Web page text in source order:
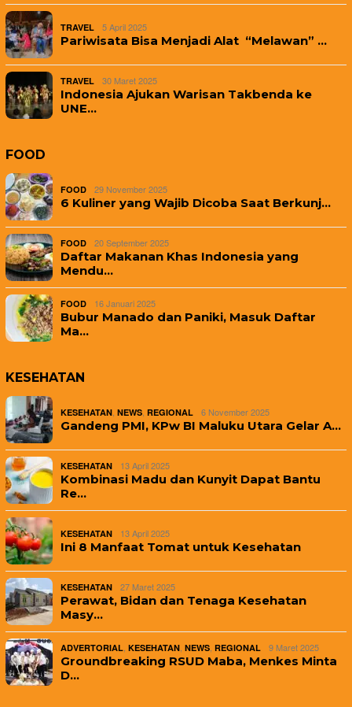
TRAVEL 5 April 2025
Pariwisata Bisa Menjadi Alat “Melawan” …
TRAVEL 30 Maret 2025
Indonesia Ajukan Warisan Takbenda ke
UNE…
FOOD
FOOD 29 November 2025
6 Kuliner yang Wajib Dicoba Saat Berkunj…
FOOD 20 September 2025
Daftar Makanan Khas Indonesia yang
Mendu…
FOOD 16 Januari 2025
Bubur Manado dan Paniki, Masuk Daftar
Ma…
KESEHATAN
KESEHATAN NEWS REGIONAL 6 November 2025
Gandeng PMI, KPw BI Maluku Utara Gelar A…
KESEHATAN 13 April 2025
Kombinasi Madu dan Kunyit Dapat Bantu
Re…
KESEHATAN 13 April 2025
Ini 8 Manfaat Tomat untuk Kesehatan
KESEHATAN 27 Maret 2025
Perawat, Bidan dan Tenaga Kesehatan
Masy…
ADVERTORIAL KESEHATAN NEWS REGIONAL 9 Maret 2025
Groundbreaking RSUD Maba, Menkes Minta
D…